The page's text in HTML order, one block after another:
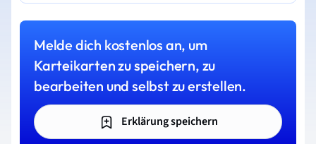
Melde dich kostenlos an, um
Karteikarten zu speichern, zu
bearbeiten und selbst zu erstellen.
Erklärung speichern